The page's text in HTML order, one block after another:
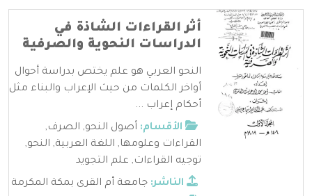
أثر القراءات الشاذة في
الدراسات النحوية والصرفية
النحو العربي هو علم يختص بدراسة أحوال
أواخر الكلمات من حيث الإعراب والبناء مثل
أحكام إعراب ...
الأقسام: أصول النحو, الصرف,
القراءات وعلومها, اللغة العربية, النحو,
توجيه القراءات, علم التجويد
الناشر: جامعة أم القرى بمكة المكرمة